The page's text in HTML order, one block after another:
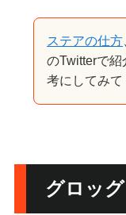
ステアの仕方
のTwitterで
考にしてみて
グロッグ